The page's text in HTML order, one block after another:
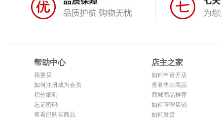
帮助中心
我要买
如何注册成为会员
积分细则
忘记密码
查看已购买商品
店主之家
如何申请开店
查看售出商品
商城商品推荐
如何管理店铺
如何发货